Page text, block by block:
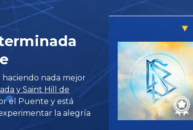
nada mejor
y Saint Hill de
el Puente y está
la alegría